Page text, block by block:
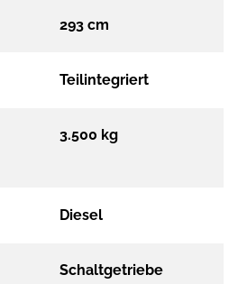
293 cm
Teilintegriert
3.500 kg
Diesel
Schaltgetriebe